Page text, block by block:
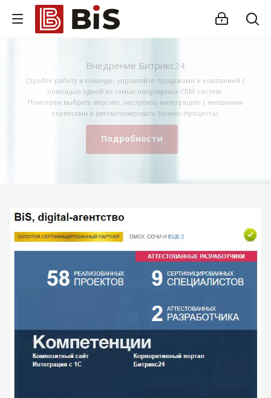
Внедрение Битрикс24
Стройте работу в команде, управляйте продажами и компанией с
помощью одной из самых популярных CRM-систем.
Помогаем выбрать версию, настроить интеграцию с внешними
сервисами и автоматизировать бизнес-процессы.
Подробности